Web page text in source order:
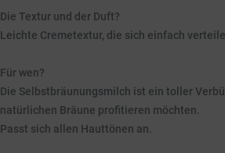
Die Textur und der Duft?
Leichte Cremetextur, die sich einfach
Für wen?
Die Selbstbräunungsmilch ist ein toller
natürlichen Bräune profitieren möchten.
Passt sich allen Hauttönen an.